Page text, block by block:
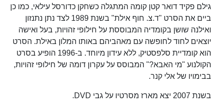
גילם פקיד דואר קטן קומה המתגלה כשחקן כדורסל עילאי, כמו כן
ביים את הסרט "ד.צ. חוף אילת" בשנת 1989 לצד נתן נתנזון
ואילנה שושן בקומדיה המבוססת על חילופי זהויות, בעל ואישה
יוצאים לחוד לחופשה עם מאהביהם באותו המלון באילת. הסרט
הוא קומדיית סלפסטיק, ללא עידון מיוחד. ב-1996 הופיע בסרט
הקולנוע "מי האבא?" המבוסס על עקרון דומה של חילופי זהויות,
בבימויו של אלי קנר.
בשנת 2007 יצא מארז מסרטיו על גבי DVD.